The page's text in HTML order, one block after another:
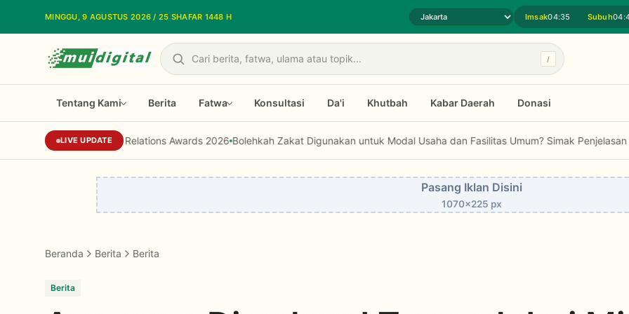
MINGGU, 9 AGUSTUS 2026 / 25 SHAFAR 1448 H Pilih daerah jadwal sholat Imsak04:35 Subuh
Cari
/
Tentang Kami Berita Fatwa Konsultasi Da'i Khutbah Kabar Daerah Donasi
LIVE UPDATE
Public Relations Awards 2026 Bolehkah Zakat Digunakan untuk Modal Usaha dan Fasilitas Umum? Simak Penjelasan Fatwa MUI...
Pasang Iklan Disini
1070x225 px
Beranda Berita Berita
Berita